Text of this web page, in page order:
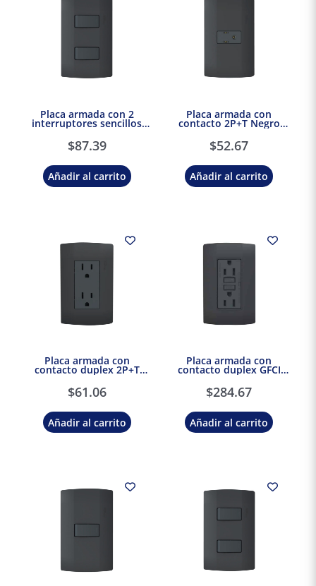
Placa armada con 2
interruptores sencillos
Negro Marisio Black
$87.39
Añadir al carrito
Placa armada con
contacto 2P+T Negro
$52.67
Añadir al carrito
Placa armada con
contacto duplex 2P+T
Negro Marisio Black
$61.06
Añadir al carrito
Placa armada con
contacto duplex GFCI
Negro Marisio Black
$284.67
Añadir al carrito